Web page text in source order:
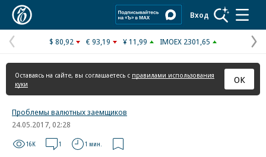
Вход
Предыдущая
страница
$ 80,92 € 93,19 ¥ 11,99 IMOEX 2301,65
Оставаясь на сайте, вы соглашаетесь с правилами использования
куки
ОК
Проблемы валютных заемщиков
24.05.2017, 02:28
16K 1 1 мин.